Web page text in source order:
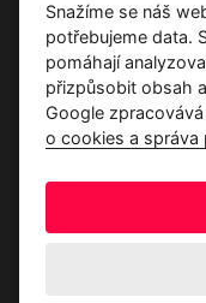
Průvodce tkaninami
Kontakty
Ochrana osobních údajů
Snažíme se náš
potřebujeme data.
pomáhají
přizpůsobit obsah
Google
o cookies a správa